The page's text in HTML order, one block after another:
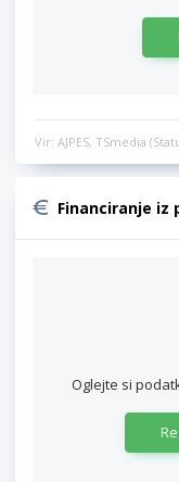
Vir: AJPES, TSmedia
Financiranje iz
Oglejte si